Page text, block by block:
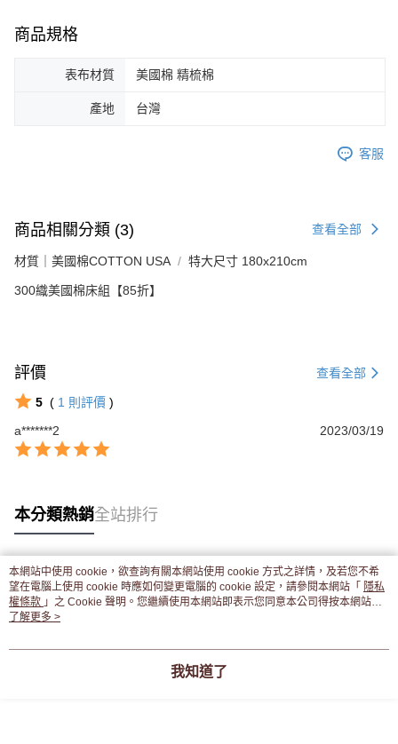
商品規格
表布材質 美國棉 精梳棉
產地 台灣
客服
商品相關分類 (3) 查看全部
材質｜美國棉COTTON USA 特大尺寸 180x210cm
300織美國棉床組【85折】
評價 查看全部
5 ( 1 則評價 )
a*******2
2023/03/19
本分類熱銷全站排行
熱門標籤
本網站中使用 cookie，欲查詢有關本網站使用 cookie 方式之詳情，及若您不希
望在電腦上使用 cookie 時應如何變更電腦的 cookie 設定，請參閱本網站「 隱私
權條款 」之 Cookie 聲明。您繼續使用本網站即表示您同意本公司得按本網站使
用條款之 Cookie 聲明使用 cookie。
了解更多 >
我知道了